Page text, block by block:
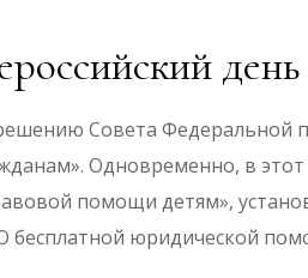
Совета Федеральной
Одновременно, в этот
помощи детям»,
бесплатной юридической